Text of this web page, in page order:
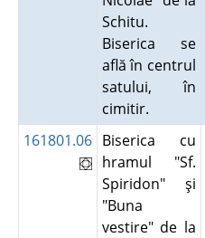
Schitu.
Biserica se
află în centrul
satului, în
cimitir.
161801.06 Biserica cu
hramul "Sf.
Spiridon" şi
"Buna
vestire" de la